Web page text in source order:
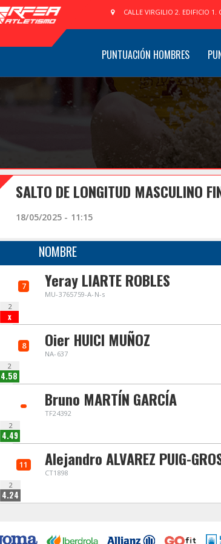
CALLE VIRGILIO 2. EDIFICIO
PUNTUACIÓN HOMBRES
SALTO DE LONGITUD MASCULINO
18/05/2025 - 11:15
NOMBRE
7 Yeray LIARTE ROBLES
MU-3765759-A-N-s
2
x
8 Oier HUICI MUÑOZ
NA-637
2
4.58
Bruno MARTÍN GARCÍA
TF24392
2
4.49
11 Alejandro ALVAREZ PUIG-
CT1898
2
4.24